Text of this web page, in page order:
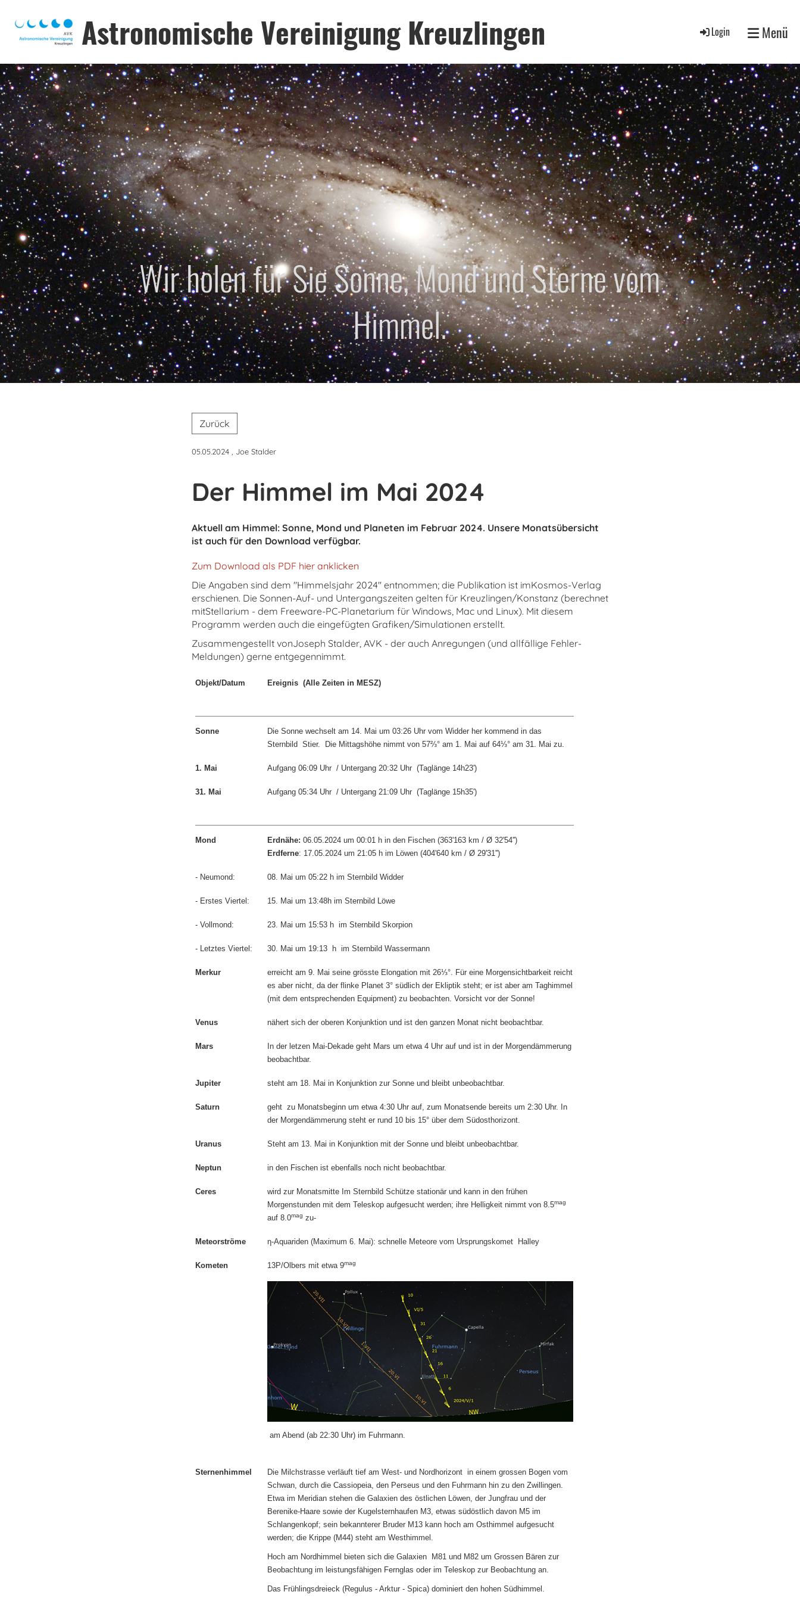
Astronomische Vereinigung Kreuzlingen Login Menü
Wir holen für Sie Sonne, Mond und Sterne vom
Himmel.
Zurück
05.05.2024, Joe Stalder
Der Himmel im Mai 2024
Aktuell am Himmel: Sonne, Mond und Planeten im Februar 2024. Unsere Monatsübersicht
ist auch für den Download verfügbar.
Zum Download als PDF hier anklicken
Die Angaben sind dem "Himmelsjahr 2024" entnommen; die Publikation ist imKosmos-Verlag
erschienen. Die Sonnen-Auf- und Untergangszeiten gelten für Kreuzlingen/Konstanz (berechnet
mitStellarium - dem Freeware-PC-Planetarium für Windows, Mac und Linux). Mit diesem
Programm werden auch die eingefügten Grafiken/Simulationen erstellt.
Zusammengestellt vonJoseph Stalder, AVK - der auch Anregungen (und allfällige Fehler-
Meldungen) gerne entgegennimmt.
Objekt/Datum Ereignis (Alle Zeiten in MESZ)
Sonne
Die Sonne wechselt am 14. Mai um 03:26 Uhr vom Widder her kommend in das
Sternbild Stier. Die Mittagshöhe nimmt von 57⅔° am 1. Mai auf 64⅓° am 31. Mai zu.
1. Mai Aufgang 06:09 Uhr / Untergang 20:32 Uhr (Taglänge 14h23')
31. Mai Aufgang 05:34 Uhr / Untergang 21:09 Uhr (Taglänge 15h35')
Mond Erdnähe: 06.05.2024 um 00:01 h in den Fischen (363'163 km / Ø 32'54'')
Erdferne: 17.05.2024 um 21:05 h im Löwen (404'640 km / Ø 29'31'')
- Neumond: 08. Mai um 05:22 h im Sternbild Widder
- Erstes Viertel: 15. Mai um 13:48h im Sternbild Löwe
- Vollmond: 23. Mai um 15:53 h im Sternbild Skorpion
- Letztes Viertel: 30. Mai um 19:13 h im Sternbild Wassermann
Merkur erreicht am 9. Mai seine grösste Elongation mit 26⅓°. Für eine Morgensichtbarkeit reicht
es aber nicht, da der flinke Planet 3° südlich der Ekliptik steht; er ist aber am Taghimmel
(mit dem entsprechenden Equipment) zu beobachten. Vorsicht vor der Sonne!
Venus nähert sich der oberen Konjunktion und ist den ganzen Monat nicht beobachtbar.
Mars
In der letzen Mai-Dekade geht Mars um etwa 4 Uhr auf und ist in der Morgendämmerung
beobachtbar.
Jupiter steht am 18. Mai in Konjunktion zur Sonne und bleibt unbeobachtbar.
Saturn
geht zu Monatsbeginn um etwa 4:30 Uhr auf, zum Monatsende bereits um 2:30 Uhr. In
der Morgendämmerung steht er rund 10 bis 15° über dem Südosthorizont.
Uranus Steht am 13. Mai in Konjunktion mit der Sonne und bleibt unbeobachtbar.
Neptun in den Fischen ist ebenfalls noch nicht beobachtbar.
Ceres
wird zur Monatsmitte Im Sternbild Schütze stationär und kann in den frühen
Morgenstunden mit dem Teleskop aufgesucht werden; ihre Helligkeit nimmt von 8.5mag
auf 8.0mag zu-
Meteorströme η-Aquariden (Maximum 6. Mai): schnelle Meteore vom Ursprungskomet Halley
Kometen 13P/Olbers mit etwa 9mag
am Abend (ab 22:30 Uhr) im Fuhrmann.
Sternenhimmel
Die Milchstrasse verläuft tief am West- und Nordhorizont in einem grossen Bogen vom
Schwan, durch die Cassiopeia, den Perseus und den Fuhrmann hin zu den Zwillingen.
Etwa im Meridian stehen die Galaxien des östlichen Löwen, der Jungfrau und der
Berenike-Haare sowie der Kugelsternhaufen M3, etwas südöstlich davon M5 im
Schlangenkopf; sein bekannterer Bruder M13 kann hoch am Osthimmel aufgesucht
werden; die Krippe (M44) steht am Westhimmel.
Hoch am Nordhimmel bieten sich die Galaxien
M81 und M82 um Grossen Bären zur
Beobachtung im leistungsfähigen Fernglas oder im Teleskop zur Beobachtung an.
Das Frühlingsdreieck (Regulus - Arktur - Spica) dominiert den hohen Südhimmel.